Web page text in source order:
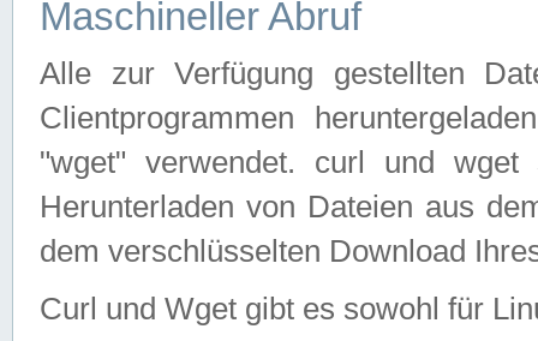
Maschineller Abruf
Alle zur Verfügung gestellten
Clientprogrammen
"wget" verwendet. curl und wget
Herunterladen von Dateien aus
dem verschlüsselten Download
Curl und Wget gibt es sowohl für